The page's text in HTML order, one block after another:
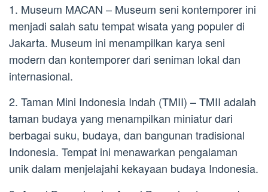
1. Museum MACAN – Museum seni kontemporer ini
menjadi salah satu tempat wisata yang populer di
Jakarta. Museum ini menampilkan karya seni
modern dan kontemporer dari seniman lokal dan
internasional.
2. Taman Mini Indonesia Indah (TMII) – TMII adalah
taman budaya yang menampilkan miniatur dari
berbagai suku, budaya, dan bangunan tradisional
Indonesia. Tempat ini menawarkan pengalaman
unik dalam menjelajahi kekayaan budaya Indonesia.